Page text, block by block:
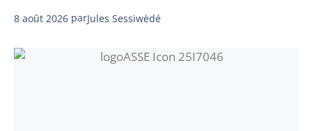
8 août 2026 parJules Sessiwèdé